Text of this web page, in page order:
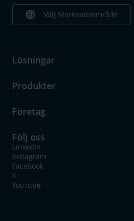
language Välj Marknadsområde
Lösningar
Produkter
Företag
Följ oss
LinkedIn
Instagram
Facebook
X
YouTube